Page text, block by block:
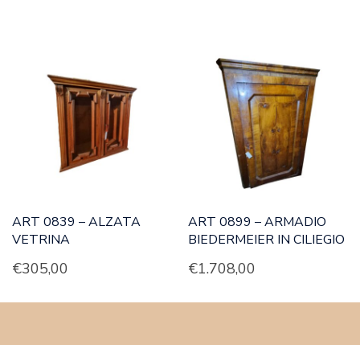
ART 0839 – ALZATA
VETRINA
€305,00
ART 0899 – ARMADIO
BIEDERMEIER IN CILIEGIO
€1.708,00